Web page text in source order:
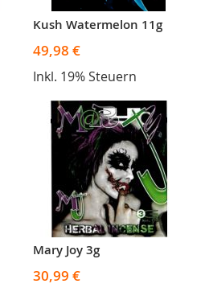
Kush Watermelon 11g
49,98 €
Inkl. 19% Steuern
Mary Joy 3g
30,99 €